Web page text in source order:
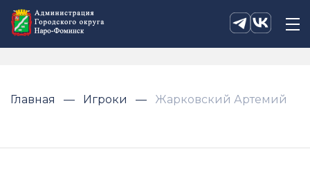
Главная Игроки Жарковский Артемий